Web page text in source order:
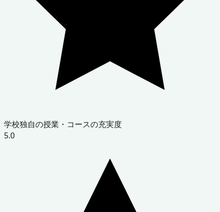
学校独自の授業・コースの充実度
5.0